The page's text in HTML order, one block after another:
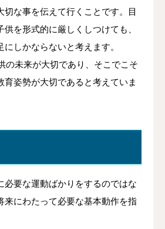
切な事を伝えて行くことです。目
を形式的に厳しくしつけても、
しかならないと考えます。
の未来が大切であり、そこでこそ
育姿勢が大切であると考えていま
必要な運動ばかりをするのではな
来にわたって必要な基本動作を指